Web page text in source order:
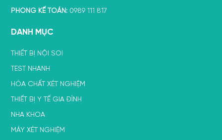
PHÒNG KẾ TOÁN: 0989 111 817
DANH MỤC
THIẾT BỊ NỘI SOI
TEST NHANH
HÓA CHẤT XÉT NGHIỆM
THIẾT BỊ Y TẾ GIA ĐÌNH
NHA KHOA
MÁY XÉT NGHIỆM